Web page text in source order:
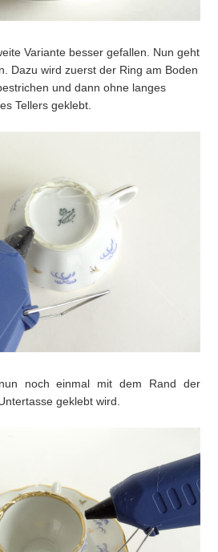
Variante besser gefallen. Nun geht
Dazu wird zuerst der Ring am Boden
und dann ohne langes
Tellers geklebt.
noch einmal mit dem Rand der
geklebt wird.